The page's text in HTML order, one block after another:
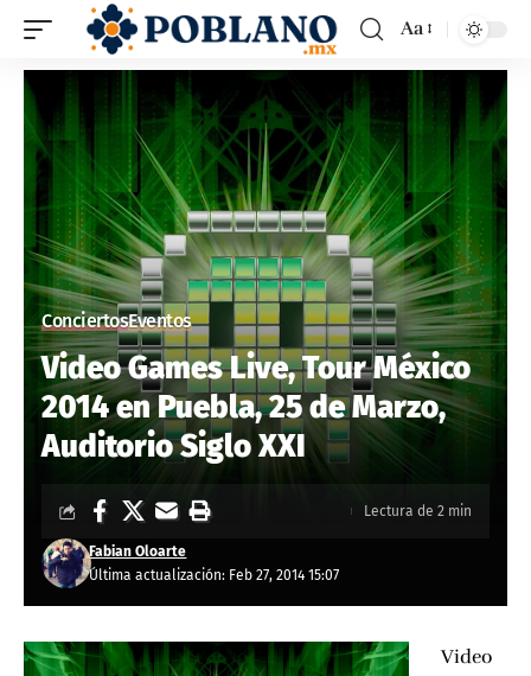
Aa
ConciertosEventos
Video Games Live, Tour México
2014 en Puebla, 25 de Marzo,
Auditorio Siglo XXI
Última actualización: Feb 27, 2014 15:07
Fabian Oloarte
Lectura de 2 min
Video